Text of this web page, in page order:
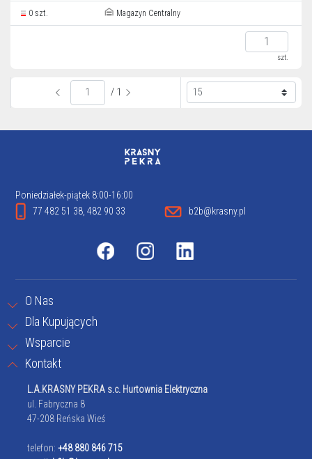
0 szt. Magazyn Centralny
szt.
/ 1
Poniedziałek-piątek 8:00-16:00
77 482 51 38, 482 90 33
b2b@krasny.pl
O Nas
Dla Kupujących
Wsparcie
Kontakt
L.A.KRASNY PEKRA s.c. Hurtownia Elektryczna
ul. Fabryczna 8
47-208 Reńska Wieś
telefon: +48 880 846 715